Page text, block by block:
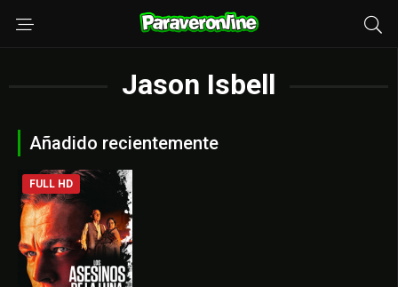
Jason Isbell
Añadido recientemente
FULL HD